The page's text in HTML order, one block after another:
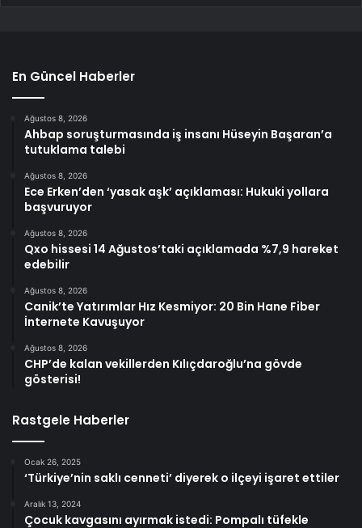
En Güncel Haberler
Ağustos 8, 2026
Ahbap soruşturmasında iş insanı Hüseyin Başaran’a
tutuklama talebi
Ağustos 8, 2026
Ece Erken’den ‘yasak aşk’ açıklaması: Hukuki yollara
başvuruyor
Ağustos 8, 2026
Qxo hissesi 14 Ağustos’taki açıklamada %7,9 hareket
edebilir
Ağustos 8, 2026
Canik’te Yatırımlar Hız Kesmiyor: 20 Bin Hane Fiber
İnternete Kavuşuyor
Ağustos 8, 2026
CHP’de kalan vekillerden Kılıçdaroğlu’na gövde
gösterisi!
Rastgele Haberler
Ocak 26, 2025
‘Türkiye’nin saklı cenneti’ diyerek o ilçeyi işaret ettiler
Aralık 13, 2024
Çocuk kavgasını ayırmak istedi: Pompalı tüfekle